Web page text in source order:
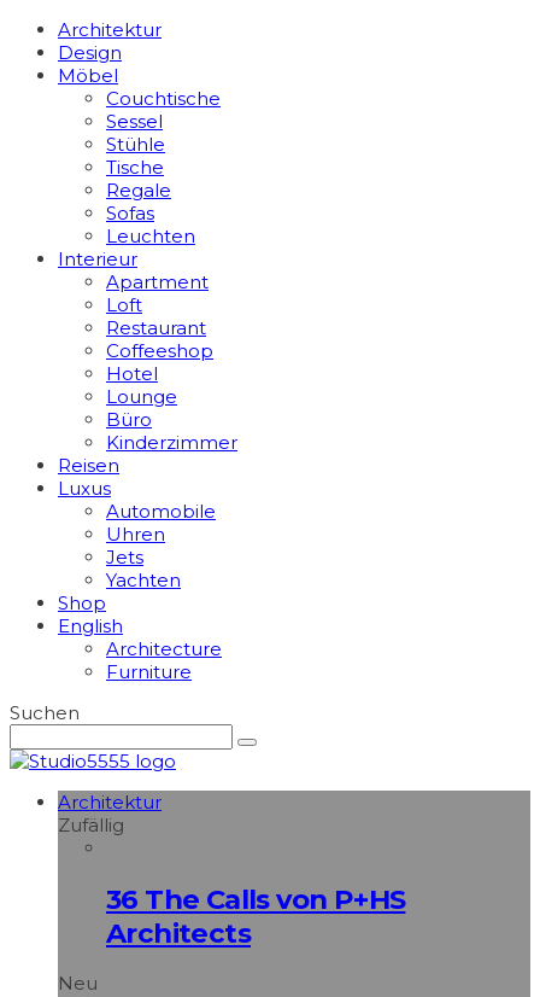
Architektur
Design
Möbel
Couchtische
Sessel
Stühle
Tische
Regale
Sofas
Leuchten
Interieur
Apart­ment
Loft
Restaurant
Coffeeshop
Hotel
Lounge
Büro
Kinderzimmer
Reisen
Luxus
Automobile
Uhren
Jets
Yachten
Shop
English
Architecture
Furniture
Suchen
Architektur
Zufällig
36 The Calls von P+HS
Architects
Neu